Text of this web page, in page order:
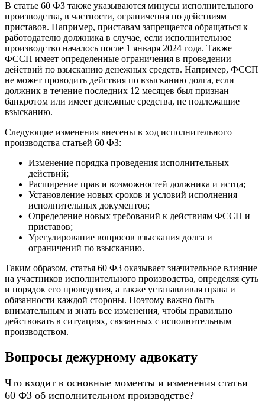
В статье 60 ФЗ также указываются минусы исполнительного
производства, в частности, ограничения по действиям
приставов. Например, приставам запрещается обращаться к
работодателю должника в случае, если исполнительное
производство началось после 1 января 2024 года. Также
ФССП имеет определенные ограничения в проведении
действий по взысканию денежных средств. Например, ФССП
не может проводить действия по взысканию долга, если
должник в течение последних 12 месяцев был признан
банкротом или имеет денежные средства, не подлежащие
взысканию.
Следующие изменения внесены в ход исполнительного
производства статьей 60 ФЗ:
Изменение порядка проведения исполнительных
действий;
Расширение прав и возможностей должника и истца;
Установление новых сроков и условий исполнения
исполнительных документов;
Определение новых требований к действиям ФССП и
приставов;
Урегулирование вопросов взыскания долга и
ограничений по взысканию.
Таким образом, статья 60 ФЗ оказывает значительное влияние
на участников исполнительного производства, определяя суть
и порядок его проведения, а также устанавливая права и
обязанности каждой стороны. Поэтому важно быть
внимательным и знать все изменения, чтобы правильно
действовать в ситуациях, связанных с исполнительным
производством.
Вопросы дежурному адвокату
Что входит в основные моменты и изменения статьи
60 ФЗ об исполнительном производстве?